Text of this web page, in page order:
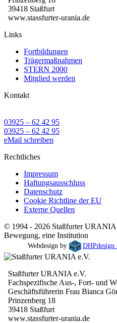
39418 Staßfurt
www.stassfurter-urania.de
Links
Fortbildungen
Trägermaßnahmen
STERN 2000
Mitglied werden
Kontakt
03925 – 62 42 95
03925 – 62 42 95
eMail schreiben
Rechtliches
Impressum
Haftungsausschluss
Datenschutz
Cookie Richtline der EU
Externe Quellen
© 1994 - 2026 Staßfurter URANIA
Bewegung, eine Institution
Webdesign by
Staßfurter URANIA e.V.
Fachspezifische Aus-, Fort- und
Geschäftsführerin Frau Bianca
Prinzenberg 18
39418 Staßfurt
www.stassfurter-urania.de